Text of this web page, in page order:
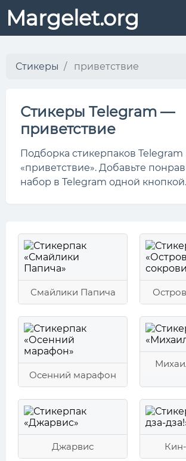
Margelet.org
Стикеры приветствие
Стикеры Telegram —
приветствие
Подборка стикерпаков Telegram
«приветствие». Добавьте
набор в Telegram одной кнопкой.
Смайлики Папича
Осенний марафон
Джарвис